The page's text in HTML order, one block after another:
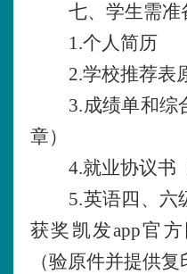
七、学生需准
1.个人简历
2.学校推荐表
3.成绩单和综
章）
4.就业协议书
5.英语四、六
获奖凯发app官
（验原件并提供复